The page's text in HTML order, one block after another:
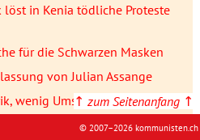
löst in Kenia tödliche Proteste
für die Schwarzen Masken
von Julian Assange
wenig Umsetzung
Georgien und Russland
↑ zum Seitenanfang ↑
© 2007–2026 kommunisten.ch